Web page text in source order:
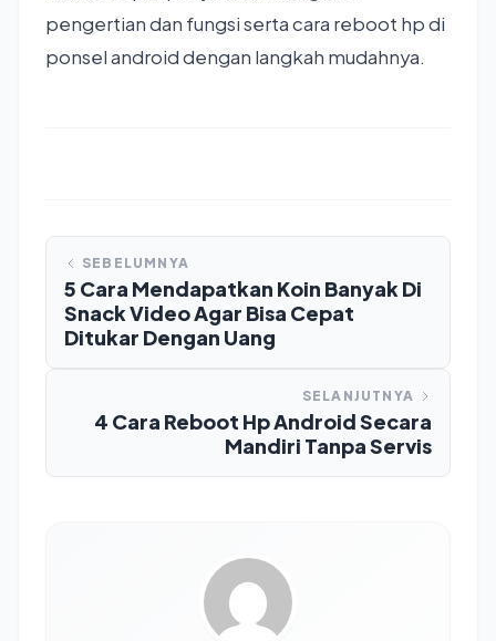
pengertian dan fungsi serta cara reboot hp di
ponsel android dengan langkah mudahnya.
SEBELUMNYA
5 Cara Mendapatkan Koin Banyak Di
Snack Video Agar Bisa Cepat
Ditukar Dengan Uang
SELANJUTNYA
4 Cara Reboot Hp Android Secara
Mandiri Tanpa Servis